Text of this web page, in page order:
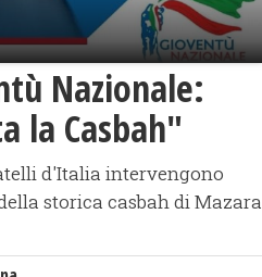
Nazionale:
la Casbah"
d'Italia intervengono
storica casbah di Mazara